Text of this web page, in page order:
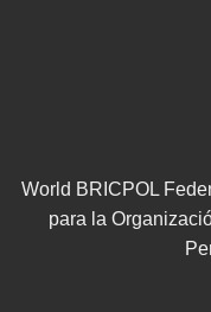
World BRICPOL
para la